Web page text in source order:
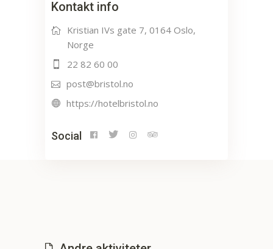
Kontakt info
Kristian IVs gate 7, 0164 Oslo,
Norge
22 82 60 00
post@bristol.no
https://hotelbristol.no
Social